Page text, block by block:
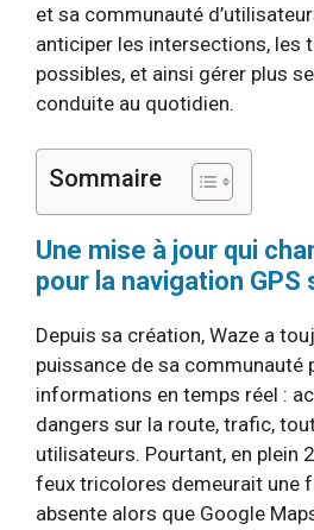
et sa communauté
anticiper les intersections, les
possibles, et ainsi gérer plus
conduite au quotidien.
Sommaire
Une mise à jour qui
pour la navigation GPS
Depuis sa création, Waze a
puissance de sa communauté
informations en temps réel :
dangers sur la route, trafic,
utilisateurs. Pourtant, en plein
feux tricolores demeurait une
absente alors que Google